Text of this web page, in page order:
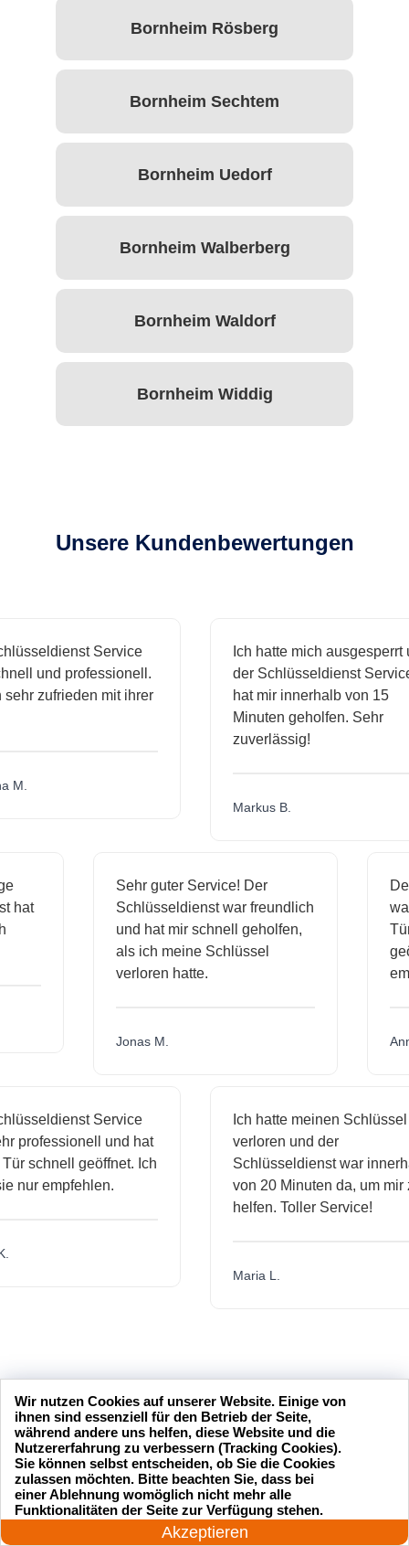
Bornheim Rösberg
Bornheim Sechtem
Bornheim Uedorf
Bornheim Walberberg
Bornheim Waldorf
Bornheim Widdig
Unsere Kundenbewertungen
Service
und professionell.
zufrieden mit ihrer
Ich hatte mich ausgesperrt und
der Schlüsseldienst Service
hat mir innerhalb von 15
Minuten geholfen. Sehr
zuverlässig!
Markus B.
hat
Sehr guter Service! Der
Schlüsseldienst war freundlich
und hat mir schnell geholfen,
als ich meine Schlüssel
verloren hatte.
Jonas M.
Service
und hat
schnell geöffnet. Ich
empfehlen.
Ich hatte meinen Schlüssel
verloren und der
Schlüsseldienst war innerhalb
von 20 Minuten da, um mir zu
helfen. Toller Service!
Maria L.
24 Stunden am Tag
Akzeptieren
Wir nutzen Cookies auf unserer Website. Einige von
ihnen sind essenziell für den Betrieb der Seite,
während andere uns helfen, diese Website und die
Nutzererfahrung zu verbessern (Tracking Cookies).
Sie können selbst entscheiden, ob Sie die Cookies
zulassen möchten. Bitte beachten Sie, dass bei
einer Ablehnung womöglich nicht mehr alle
Funktionalitäten der Seite zur Verfügung stehen.